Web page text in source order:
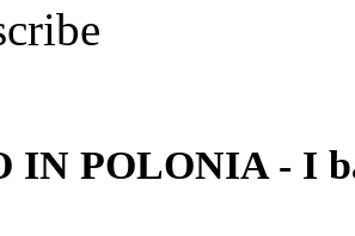
IN POLONIA - I